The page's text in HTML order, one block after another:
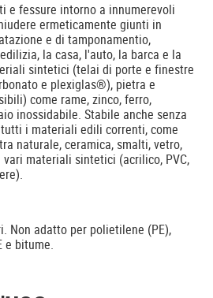
e fessure intorno a innumerevoli
ermeticamente giunti in
e di tamponamentio,
la casa, l'auto, la barca e la
sintetici (telai di porte e finestre
e plexiglas®), pietra e
come rame, zinco, ferro,
inossidabile. Stabile anche senza
i materiali edili correnti, come
naturale, ceramica, smalti, vetro,
materiali sintetici (acrilico, PVC,
Non adatto per polietilene (PE),
e bitume.